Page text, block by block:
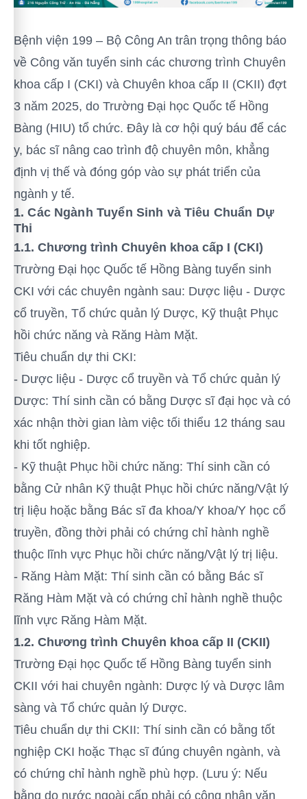
Bệnh viện 199 – Bộ Công An trân trọng thông báo
về Công văn tuyển sinh các chương trình Chuyên
khoa cấp I (CKI) và Chuyên khoa cấp II (CKII) đợt
3 năm 2025, do Trường Đại học Quốc tế Hồng
Bàng (HIU) tổ chức. Đây là cơ hội quý báu để các
y, bác sĩ nâng cao trình độ chuyên môn, khẳng
định vị thế và đóng góp vào sự phát triển của
ngành y tế.
1. Các Ngành Tuyển Sinh và Tiêu Chuẩn Dự
Thi
1.1. Chương trình Chuyên khoa cấp I (CKI)
Trường Đại học Quốc tế Hồng Bàng tuyển sinh
CKI với các chuyên ngành sau: Dược liệu - Dược
cổ truyền, Tổ chức quản lý Dược, Kỹ thuật Phục
hồi chức năng và Răng Hàm Mặt.
Tiêu chuẩn dự thi CKI:
- Dược liệu - Dược cổ truyền và Tổ chức quản lý
Dược: Thí sinh cần có bằng Dược sĩ đại học và có
xác nhận thời gian làm việc tối thiểu 12 tháng sau
khi tốt nghiệp.
- Kỹ thuật Phục hồi chức năng: Thí sinh cần có
bằng Cử nhân Kỹ thuật Phục hồi chức năng/Vật lý
trị liệu hoặc bằng Bác sĩ đa khoa/Y khoa/Y học cổ
truyền, đồng thời phải có chứng chỉ hành nghề
thuộc lĩnh vực Phục hồi chức năng/Vật lý trị liệu.
- Răng Hàm Mặt: Thí sinh cần có bằng Bác sĩ
Răng Hàm Mặt và có chứng chỉ hành nghề thuộc
lĩnh vực Răng Hàm Mặt.
1.2. Chương trình Chuyên khoa cấp II (CKII)
Trường Đại học Quốc tế Hồng Bàng tuyển sinh
CKII với hai chuyên ngành: Dược lý và Dược lâm
sàng và Tổ chức quản lý Dược.
Tiêu chuẩn dự thi CKII: Thí sinh cần có bằng tốt
nghiệp CKI hoặc Thạc sĩ đúng chuyên ngành, và
có chứng chỉ hành nghề phù hợp. (Lưu ý: Nếu
bằng do nước ngoài cấp phải có công nhận văn